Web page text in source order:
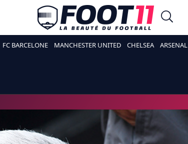
FC BARCELONE MANCHESTER UNITED CHELSEA ARSENAL